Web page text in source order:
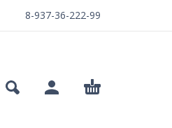
8-937-36-222-99